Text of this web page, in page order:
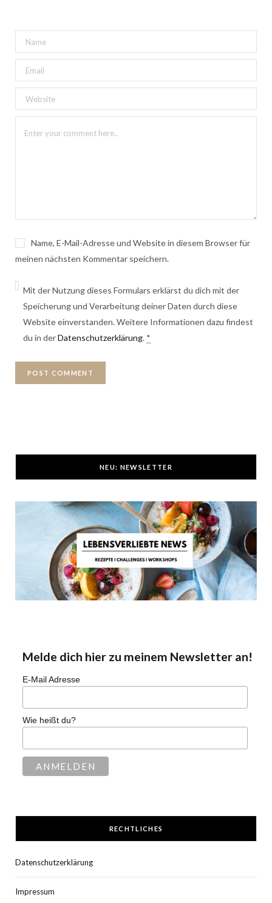
Name, E-Mail-Adresse und Website in diesem Browser für
meinen nächsten Kommentar speichern.
Mit der Nutzung dieses Formulars erklärst du dich mit der
Speicherung und Verarbeitung deiner Daten durch diese
Website einverstanden. Weitere Informationen dazu findest
du in derDatenschutzerklärung. *
NEU: NEWSLETTER
Melde dich hier zu meinem Newsletter an!
E-Mail Adresse
Wie heißt du?
RECHTLICHES
Datenschutzerklärung
Impressum